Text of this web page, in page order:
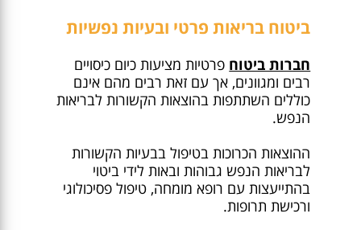
ביטוח בריאות פרטי ובעיות נפשיות
חברות ביטוח פרטיות מציעות כיום כיסויים
רבים ומגוונים, אך עם זאת רבים מהם אינם
כוללים השתתפות בהוצאות הקשורות לבריאות
הנפש.
ההוצאות הכרוכות בטיפול בבעיות הקשורות
לבריאות הנפש גבוהות ובאות לידי ביטוי
בהתייעצות עם רופא מומחה, טיפול פסיכולוגי
ורכישת תרופות.